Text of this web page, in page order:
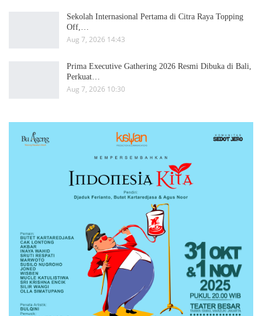
Sekolah Internasional Pertama di Citra Raya Topping
Off,…
Aug 7, 2026 14:43
Prima Executive Gathering 2026 Resmi Dibuka di Bali,
Perkuat…
Aug 7, 2026 10:30